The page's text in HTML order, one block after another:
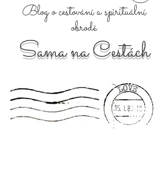
Sama na Cestách
Blog o cestování a spirituální
obrodě